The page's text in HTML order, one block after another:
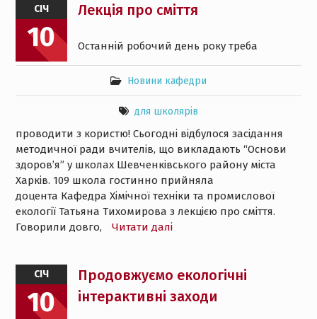
СІЧ
10
Лекція про сміття
Новини кафедри
для школярів
Останній робочий день року треба
проводити з користю! Сьогодні відбулося засідання
методичної ради вчителів, що викладають “Основи
здоров’я” у школах Шевченківського району міста
Харків. 109 школа гостинно прийняла
доцента Кафедра Хімічної техніки та промислової
екології Татьяна Тихомирова з лекцією про сміття.
Говорили довго,
Читати далі
СІЧ
10
Продовжуємо екологічні
інтерактивні заходи